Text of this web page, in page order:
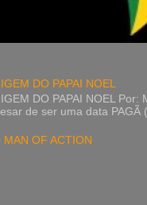
DO PAPAI NOEL
DO PAPAI NOEL
de ser uma data PAGÃ
MAN OF ACTION